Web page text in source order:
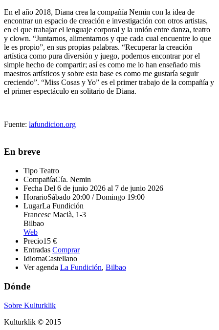
En el año 2018, Diana crea la compañía Nemin con la idea de
encontrar un espacio de creación e investigación con otros artistas,
en el que trabajar el lenguaje corporal y la unión entre danza, teatro
y clown. “Juntarnos, alimentarnos y que cada cual encuentre lo que
le es propio”, en sus propias palabras. “Recuperar la creación
artística como pura diversión y juego, podernos encontrar por el
simple hecho de compartir; así es como me lo han enseñado mis
maestros artísticos y sobre esta base es como me gustaría seguir
creciendo”. “Miss Cosas y Yo” es el primer trabajo de la compañía y
el primer espectáculo en solitario de Diana.
Fuente: lafundicion.org
En breve
Tipo Teatro
CompañíaCía. Nemin
Fecha Del 6 de junio 2026 al 7 de junio 2026
HorarioSábado 20:00 / Domingo 19:00
LugarLa Fundición
Francesc Macià, 1-3
Bilbao
Web
Precio15 €
Entradas Comprar
IdiomaCastellano
Ver agenda La Fundición, Bilbao
Dónde
Sobre Kulturklik
Kulturklik © 2015